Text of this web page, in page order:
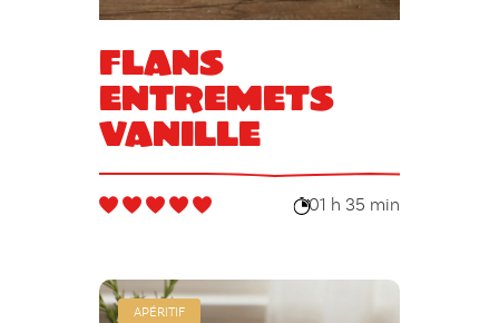
Flans
entremets
vanille
01 h 35 min
APÉRITIF